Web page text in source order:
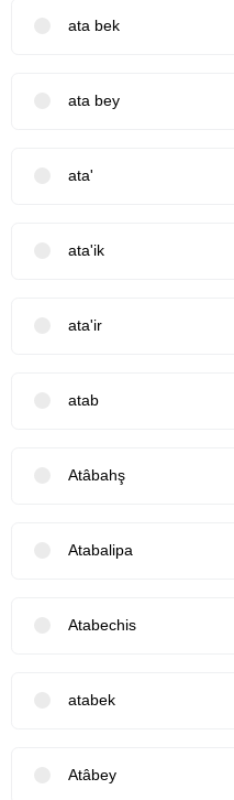
ata bek
ata bey
ata'
ata'ik
ata'ir
atab
Atâbahş
Atabalipa
Atabechis
atabek
Atâbey